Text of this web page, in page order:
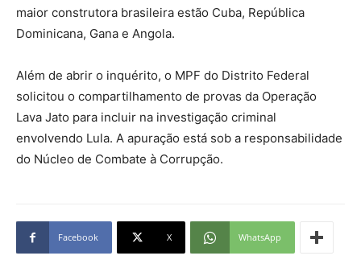
maior construtora brasileira estão Cuba, República
Dominicana, Gana e Angola.
Além de abrir o inquérito, o MPF do Distrito Federal
solicitou o compartilhamento de provas da Operação
Lava Jato para incluir na investigação criminal
envolvendo Lula. A apuração está sob a responsabilidade
do Núcleo de Combate à Corrupção.
Facebook X WhatsApp